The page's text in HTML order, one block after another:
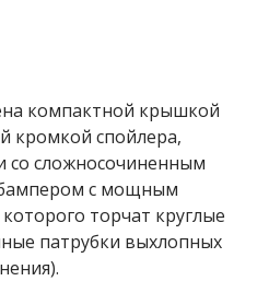
компактной крышкой
кромкой спойлера,
сложносочиненным
с мощным
торчат круглые
патрубки выхлопных